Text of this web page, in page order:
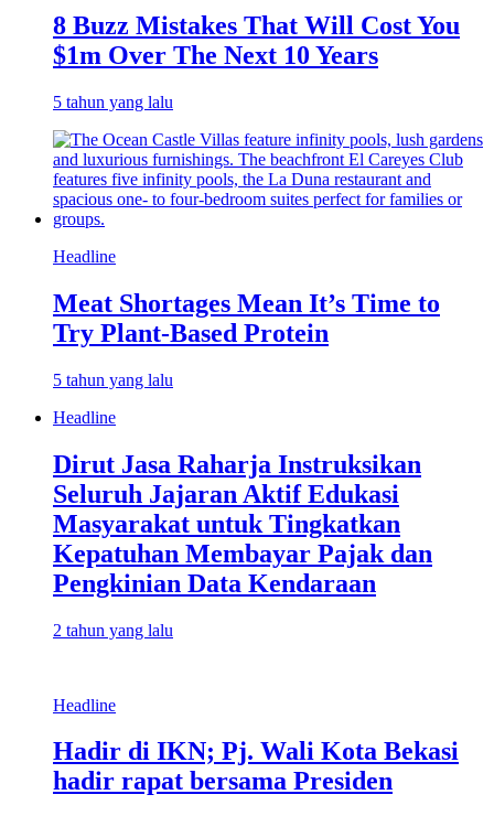
8 Buzz Mistakes That Will Cost You
$1m Over The Next 10 Years
5 tahun yang lalu
Headline
Meat Shortages Mean It’s Time to
Try Plant-Based Protein
5 tahun yang lalu
Headline
Dirut Jasa Raharja Instruksikan
Seluruh Jajaran Aktif Edukasi
Masyarakat untuk Tingkatkan
Kepatuhan Membayar Pajak dan
Pengkinian Data Kendaraan
2 tahun yang lalu
Headline
Hadir di IKN; Pj. Wali Kota Bekasi
hadir rapat bersama Presiden